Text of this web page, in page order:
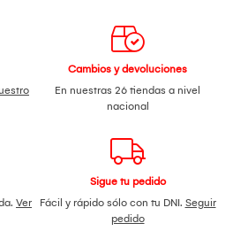
Cambios y devoluciones
En nuestras 26 tiendas a nivel
nacional
Ver
Sigue tu pedido
Fácil y rápido sólo con tu DNI. Seguir
pedido